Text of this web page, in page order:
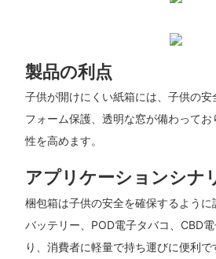
製品の利点
子供が開けにくい紙箱には、子供の安
フォーム保護、透明な窓が備わって
性を高めます。
アプリケーションシナ
梱包箱は子供の安全を確保するよう
バッテリー、POD電子タバコ、CBD
り、消費者に軽量で持ち運びに便利で